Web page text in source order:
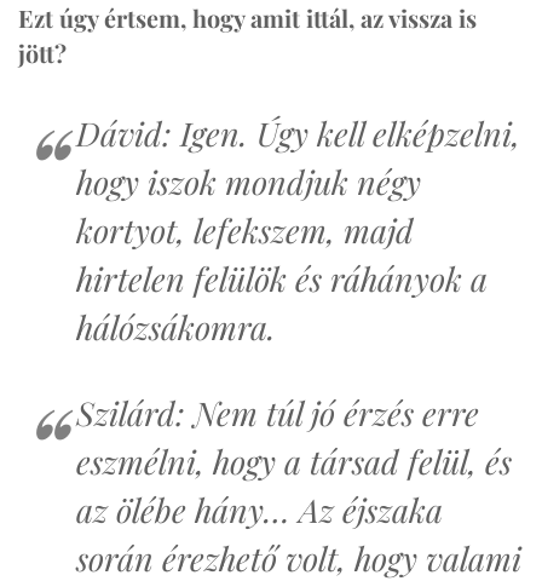
Ezt úgy értsem, hogy amit ittál, az vissza is
jött?
Dávid: Igen. Úgy kell elképzelni,
hogy iszok mondjuk négy
kortyot, lefekszem, majd
hirtelen felülök és ráhányok a
hálózsákomra.
Szilárd: Nem túl jó érzés erre
eszmélni, hogy a társad felül, és
az ölébe hány… Az éjszaka
során érezhető volt, hogy valami